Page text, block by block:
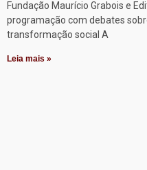
Fundação Maurício Grabois e
programação com debates
transformação social A
Leia mais »